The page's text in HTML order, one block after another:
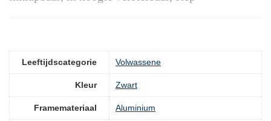
Leeftijdscategorie ‎Volwassene
Kleur ‎Zwart
Framemateriaal ‎Aluminium